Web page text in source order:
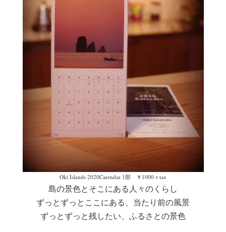
Oki Islands 2020Carendar 1部 ￥1000＋tax
島の景色とそこにある人々のくらし
ずっとずっとここにある、当たり前の風景
ずっとずっと残したい、ふるさとの景色